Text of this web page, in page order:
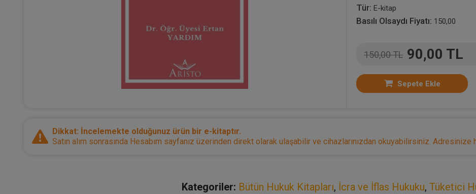
Tür: E-kitap
Basılı Olsaydı Fiyatı: 150,00
150,00 TL 90,00 TL
Sepete Ekle
Dikkat: İncelemekte olduğunuz ürün bir e-kitaptır.
Satın alım sonrasında Hesabım sayfanız üzerinden direkt olarak ulaşabilir ve cihazlarınızdan okuyabilirsiniz.
Kategoriler: Bütün Hukuk Kitapları, İcra ve İflas Hukuku, Tüketici